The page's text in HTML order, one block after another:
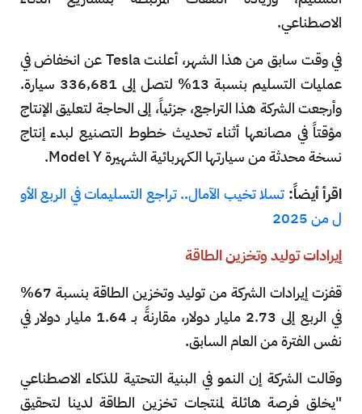
الاصطناعي.
في وقت سابق من هذا الشهر، أعلنت Tesla عن انخفاض في
عمليات التسليم بنسبة 13% لتصل إلى 336,681 سيارة.
وأرجعت الشركة هذا التراجع، جزئياً، إلى الحاجة لتعليق الإنتاج
مؤقتاً في مصانعها أثناء تحديث خطوط التصنيع لبدء إنتاج
نسخة محدثة من سيارتها الكهربائية الشهيرة Model Y.
اقرأ أيضاً: تسلا تخيب الآمال.. تراجع التسليمات في الربع الأو
ل من 2025
إيرادات توليد وتخزين الطاقة
قفزت إيرادات الشركة من توليد وتخزين الطاقة بنسبة 67%
في الربع إلى 2.73 مليار دولار، مقارنةً بـ 1.64 مليار دولار في
نفس الفترة من العام السابق.
وقالت الشركة إن النمو في البنية التحتية للذكاء الاصطناعي
"يخلق فرصة هائلة لمنتجات تخزين الطاقة لدينا لتحقيق